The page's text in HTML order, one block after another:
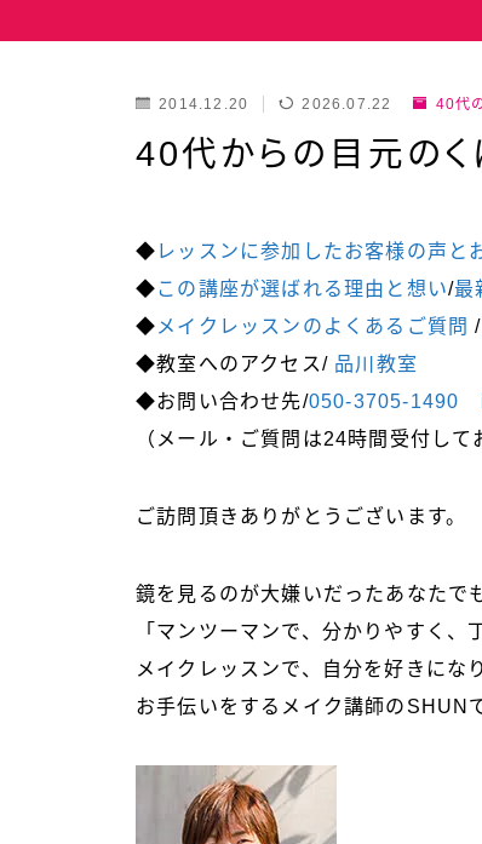
2014.12.20 2026.07.22 40代
40代からの目元のく
◆ レッスンに参加したお客様の声と
◆この講座が選ばれる理由と想い/最
◆ メイクレッスンのよくあるご質問 /
◆教室へのアクセス/ 品川教室
◆お問い合わせ先/050-3705-1490
（メール・ご質問は24時間受付して
ご訪問頂きありがとうございます。
鏡を見るのが大嫌いだったあなたで
「マンツーマンで、分かりやすく、
メイクレッスンで、自分を好きにな
お手伝いをする メイク講師のSHUN